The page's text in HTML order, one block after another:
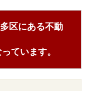
区にある不動
ています。